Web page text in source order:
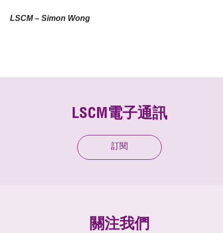
LSCM – Simon Wong
LSCM電子通訊
訂閱
關注我們